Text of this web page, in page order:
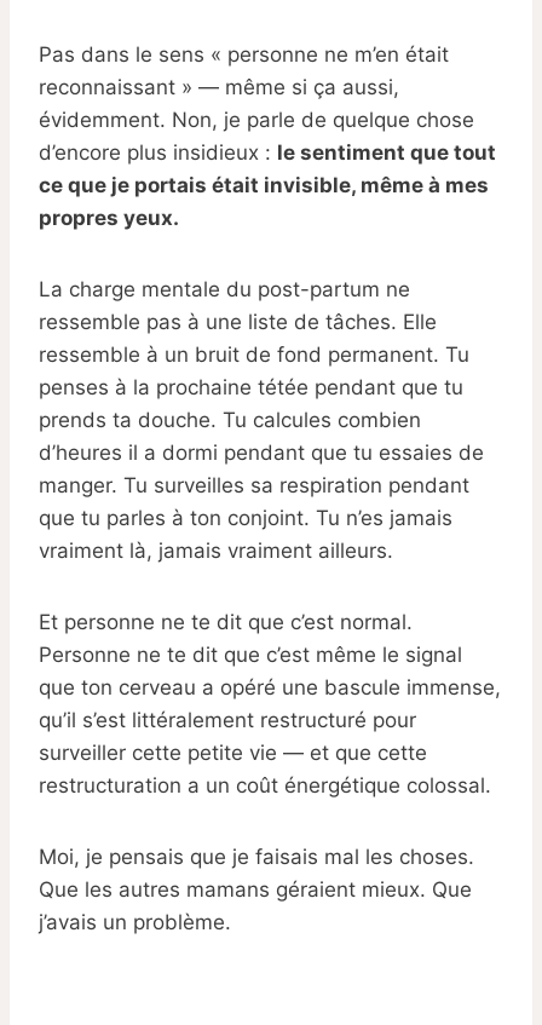
Pas dans le sens « personne ne m’en était
reconnaissant » — même si ça aussi,
évidemment. Non, je parle de quelque chose
d’encore plus insidieux : le sentiment que tout
ce que je portais était invisible, même à mes
propres yeux.
La charge mentale du post-partum ne
ressemble pas à une liste de tâches. Elle
ressemble à un bruit de fond permanent. Tu
penses à la prochaine tétée pendant que tu
prends ta douche. Tu calcules combien
d’heures il a dormi pendant que tu essaies de
manger. Tu surveilles sa respiration pendant
que tu parles à ton conjoint. Tu n’es jamais
vraiment là, jamais vraiment ailleurs.
Et personne ne te dit que c’est normal.
Personne ne te dit que c’est même le signal
que ton cerveau a opéré une bascule immense,
qu’il s’est littéralement restructuré pour
surveiller cette petite vie — et que cette
restructuration a un coût énergétique colossal.
Moi, je pensais que je faisais mal les choses.
Que les autres mamans géraient mieux. Que
j’avais un problème.